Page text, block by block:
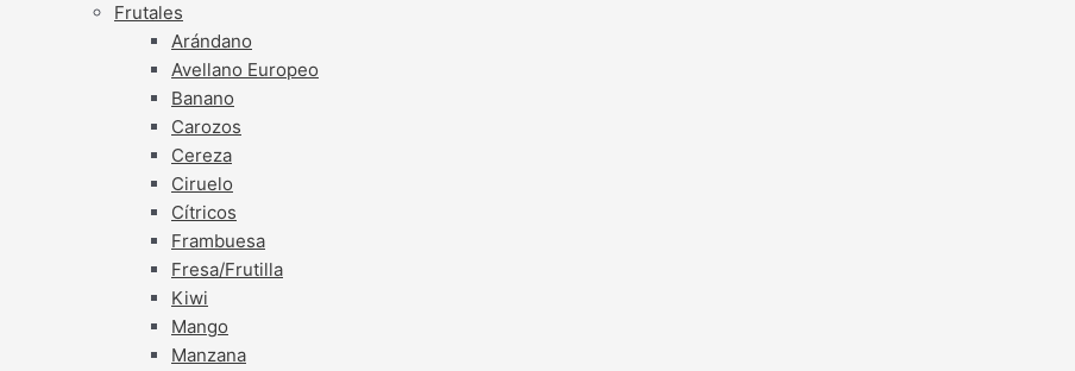
Frutales
Arándano
Avellano Europeo
Banano
Carozos
Cereza
Ciruelo
Cítricos
Frambuesa
Fresa/Frutilla
Kiwi
Mango
Manzana